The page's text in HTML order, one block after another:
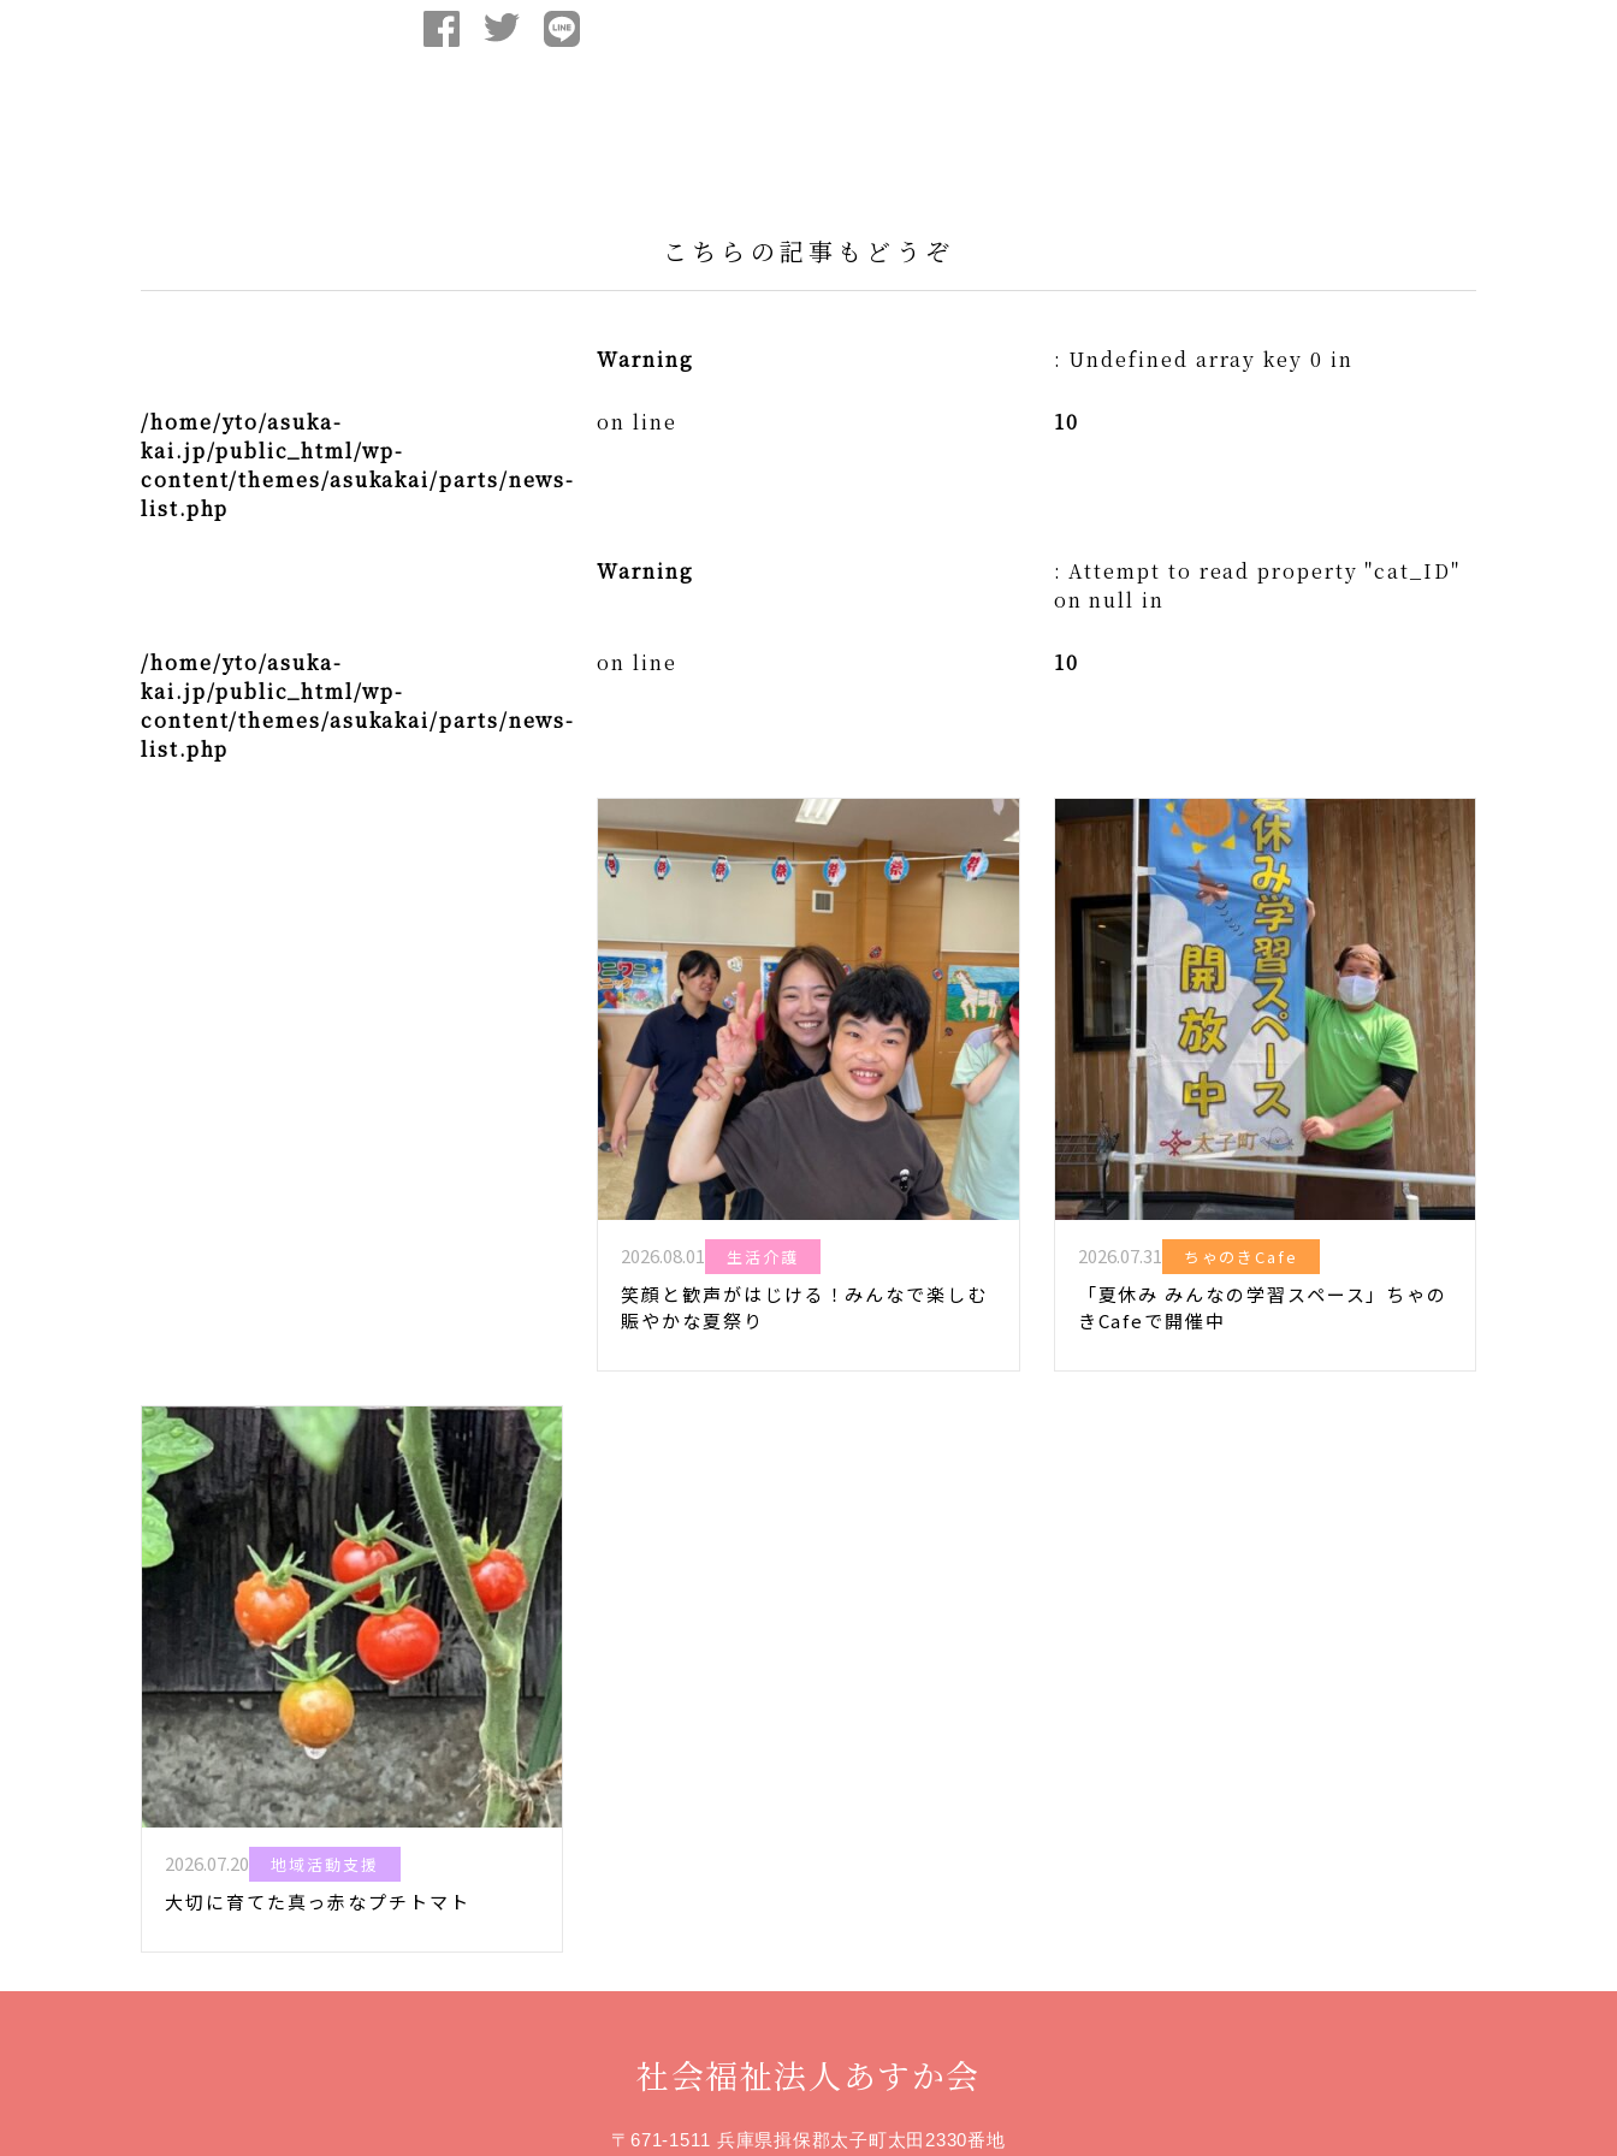
こちらの記事もどうぞ
Warning : Undefined array key 0 in
/home/yto/asuka-
kai.jp/public_html/wp-
content/themes/asukakai/parts/news-
list.php
on line 10
Warning
: Attempt to read property "cat_ID"
on null in
/home/yto/asuka-
kai.jp/public_html/wp-
content/themes/asukakai/parts/news-
list.php
on line 10
2026.08.01 生活介護
笑顔と歓声がはじける！みんなで楽しむ
賑やかな夏祭り
2026.07.31 ちゃのきCafe
「夏休み みんなの学習スペース」ちゃの
きCafeで開催中
2026.07.20 地域活動支援
大切に育てた真っ赤なプチトマト
社会福祉法人あすか会
〒671-1511 兵庫県揖保郡太子町太田2330番地